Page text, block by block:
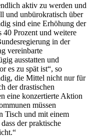
aktiv zu werden und
und unbürokratisch über
sind eine Erhöhung der
40 Prozent und weitere
in der
vereinbarte
ausstatten und
es zu spät ist“, so
die Mittel nicht nur für
der drastischen
eine konzertierte Aktion
müssen
Tisch und mit einem
der praktische